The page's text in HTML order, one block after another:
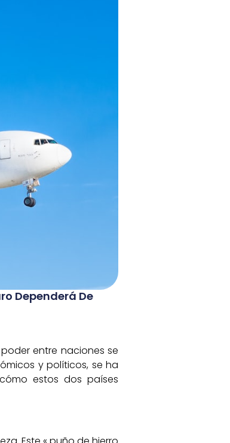
Dependerá De
entre naciones se
y políticos, se ha
estos dos países